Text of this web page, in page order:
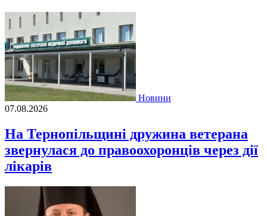
Новини
07.08.2026
На Тернопільщині дружина ветерана
звернулася до правоохоронців через дії
лікарів